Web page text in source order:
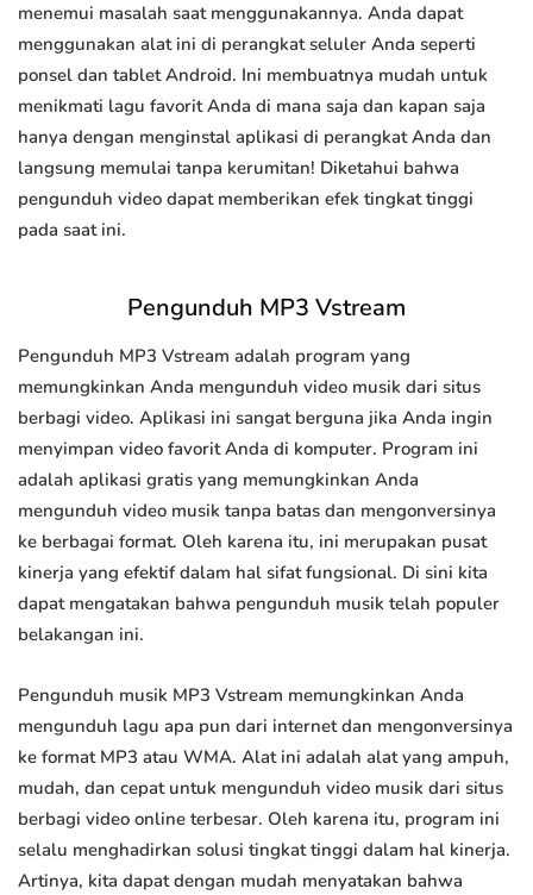
menemui masalah saat menggunakannya. Anda dapat
menggunakan alat ini di perangkat seluler Anda seperti
ponsel dan tablet Android. Ini membuatnya mudah untuk
menikmati lagu favorit Anda di mana saja dan kapan saja
hanya dengan menginstal aplikasi di perangkat Anda dan
langsung memulai tanpa kerumitan! Diketahui bahwa
pengunduh video dapat memberikan efek tingkat tinggi
pada saat ini.
Pengunduh MP3 Vstream
Pengunduh MP3 Vstream adalah program yang
memungkinkan Anda mengunduh video musik dari situs
berbagi video. Aplikasi ini sangat berguna jika Anda ingin
menyimpan video favorit Anda di komputer. Program ini
adalah aplikasi gratis yang memungkinkan Anda
mengunduh video musik tanpa batas dan mengonversinya
ke berbagai format. Oleh karena itu, ini merupakan pusat
kinerja yang efektif dalam hal sifat fungsional. Di sini kita
dapat mengatakan bahwa pengunduh musik telah populer
belakangan ini.
Pengunduh musik MP3 Vstream memungkinkan Anda
mengunduh lagu apa pun dari internet dan mengonversinya
ke format MP3 atau WMA. Alat ini adalah alat yang ampuh,
mudah, dan cepat untuk mengunduh video musik dari situs
berbagi video online terbesar. Oleh karena itu, program ini
selalu menghadirkan solusi tingkat tinggi dalam hal kinerja.
Artinya, kita dapat dengan mudah menyatakan bahwa